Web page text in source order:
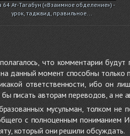
64 Ат-Тагабун («Взаимное обделение») -
урок, таджвид, правильное...
что комментарии
данный момент способны только
ответственности, ибо он
писать авторам переводов, а не
мусульман, толком
с полноценным
который они решили обсуждать.